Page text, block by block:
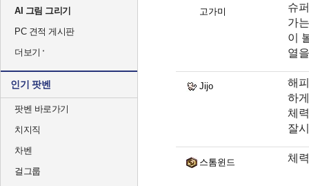
AI 그림 그리기
PC 견적 게시판
더보기
인기 팟벤
팟벤 바로가기
치지직
차벤
걸그룹
고가미
슈
가
이
열
Jijo
해
하
체
잘
스톰윈드 체